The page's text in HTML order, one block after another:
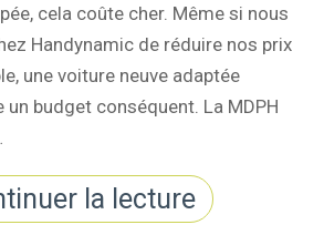
cela coûte cher. Même si nous
Handynamic de réduire nos prix
une voiture neuve adaptée
un budget conséquent. La MDPH
la lecture